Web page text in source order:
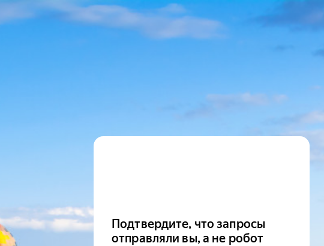
Подтвердите, что запросы
отправляли вы, а не робот